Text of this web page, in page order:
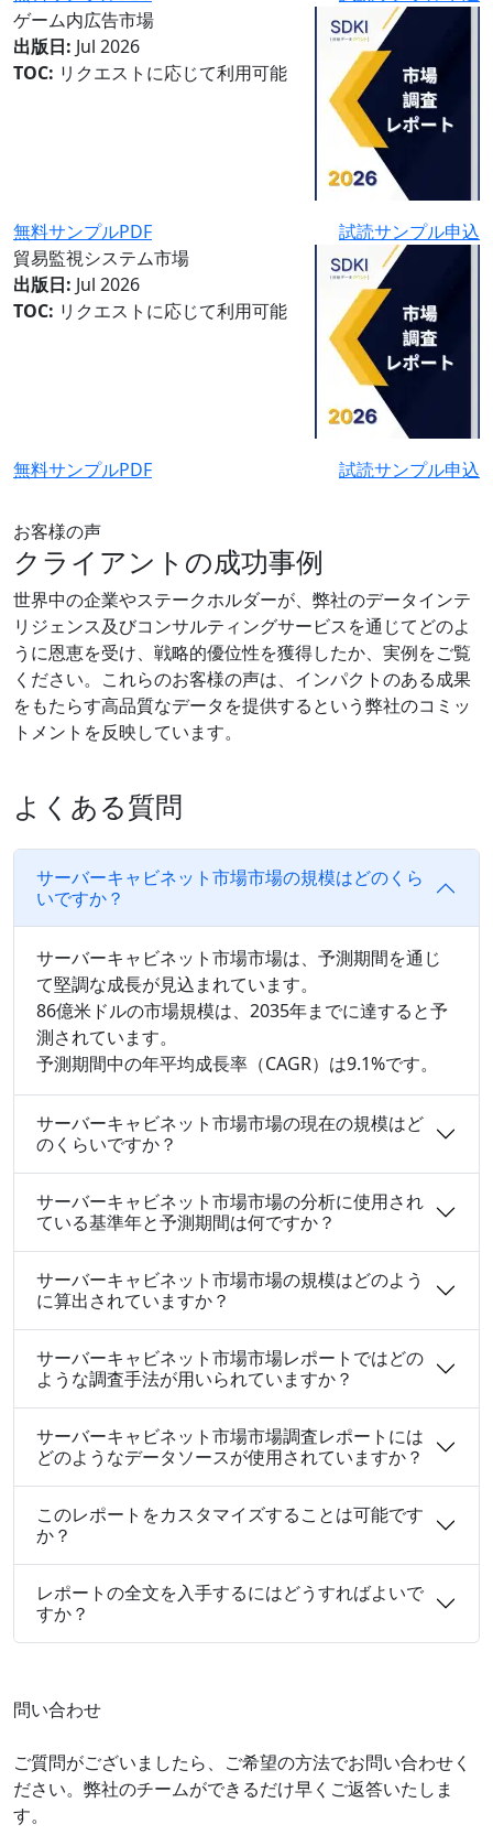
ゲーム内広告市場
出版日: Jul 2026
TOC: リクエストに応じて利用可能
無料サンプルPDF
試読サンプル申込
貿易監視システム市場
出版日: Jul 2026
TOC: リクエストに応じて利用可能
無料サンプルPDF 試読サンプル申込
お客様の声
クライアントの成功事例
世界中の企業やステークホルダーが、弊社のデータインテ
リジェンス及びコンサルティングサービスを通じてどのよ
うに恩恵を受け、戦略的優位性を獲得したか、実例をご覧
ください。これらのお客様の声は、インパクトのある成果
をもたらす高品質なデータを提供するという弊社のコミッ
トメントを反映しています。
よくある質問
サーバーキャビネット市場市場の規模はどのくら
いですか？
サーバーキャビネット市場市場は、予測期間を通じ
て堅調な成長が見込まれています。
86億米ドルの市場規模は、2035年までに達すると予
測されています。
予測期間中の年平均成長率（CAGR）は9.1%です。
サーバーキャビネット市場市場の現在の規模はど
のくらいですか？
サーバーキャビネット市場市場の分析に使用され
ている基準年と予測期間は何ですか？
サーバーキャビネット市場市場の規模はどのよう
に算出されていますか？
サーバーキャビネット市場市場レポートではどの
ような調査手法が用いられていますか？
サーバーキャビネット市場市場調査レポートには
どのようなデータソースが使用されていますか？
このレポートをカスタマイズすることは可能です
か？
レポートの全文を入手するにはどうすればよいで
すか？
問い合わせ
ご質問がございましたら、ご希望の方法でお問い合わせく
ださい。弊社のチームができるだけ早くご返答いたしま
す。